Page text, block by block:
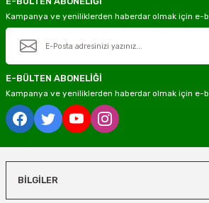
Kampanya ve yeniliklerden haberdar olmak için e-
E-BÜLTEN ABONELİĞİ
Kampanya ve yeniliklerden haberdar olmak için e-
BİLGİLER